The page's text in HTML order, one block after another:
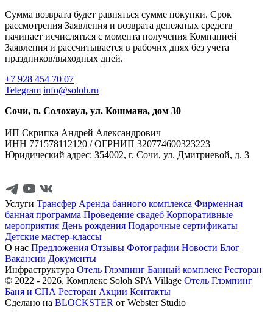
Сумма возврата будет равняться сумме покупки. Срок
рассмотрения Заявления и возврата денежных средств
начинает исчисляться с момента получения Компанией
Заявления и рассчитывается в рабочих днях без учета
праздников/выходных дней.
+7 928 454 70 07
Telegram info@soloh.ru
Сочи, п. Солохаул, ул. Кошмана, дом 30
ИП Скрипка Андрей Александрович
ИНН 771578112120 / ОГРНИП 320774600323223
Юридический адрес: 354002, г. Сочи, ул. Дмитриевой, д. 3
Услуги Трансфер Аренда банного комплекса Фирменная
банная программа Проведение свадеб Корпоративные
мероприятия День рождения Подарочные сертификаты
Детские мастер-классы
О нас Предложения Отзывы Фотографии Новости Блог
Вакансии Документы
Инфраструктура Отель Глэмпинг Банный комплекс Ресторан
© 2022 - 2026, Комплекс Soloh SPA Village Отель Глэмпинг
Баня и СПА Ресторан Акции Контакты
Сделано на BLOCKSTER от Webster Studio